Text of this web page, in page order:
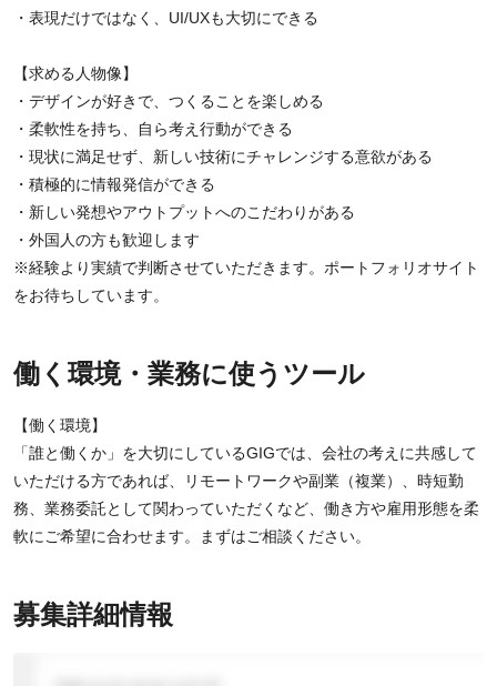
・表現だけではなく、UI/UXも大切にできる
【求める人物像】
・デザインが好きで、つくることを楽しめる
・柔軟性を持ち、自ら考え行動ができる
・現状に満足せず、新しい技術にチャレンジする意欲がある
・積極的に情報発信ができる
・新しい発想やアウトプットへのこだわりがある
・外国人の方も歓迎します
※経験より実績で判断させていただきます。ポートフォリオサイト
をお待ちしています。
働く環境・業務に使うツール
【働く環境】
「誰と働くか」を大切にしているGIGでは、会社の考えに共感して
いただける方であれば、リモートワークや副業（複業）、時短勤
務、業務委託として関わっていただくなど、働き方や雇用形態を柔
軟にご希望に合わせます。まずはご相談ください。
募集詳細情報